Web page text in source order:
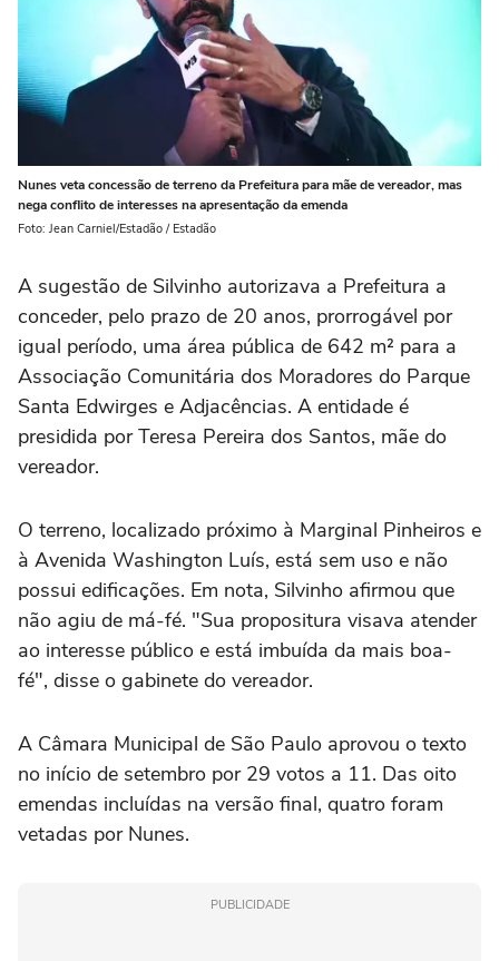
Nunes veta concessão de terreno da Prefeitura para mãe de vereador, mas
nega conflito de interesses na apresentação da emenda
Foto: Jean Carniel/Estadão / Estadão
A sugestão de Silvinho autorizava a Prefeitura a
conceder, pelo prazo de 20 anos, prorrogável por
igual período, uma área pública de 642 m² para a
Associação Comunitária dos Moradores do Parque
Santa Edwirges e Adjacências. A entidade é
presidida por Teresa Pereira dos Santos, mãe do
vereador.
O terreno, localizado próximo à Marginal Pinheiros e
à Avenida Washington Luís, está sem uso e não
possui edificações. Em nota, Silvinho afirmou que
não agiu de má-fé. "Sua propositura visava atender
ao interesse público e está imbuída da mais boa-
fé", disse o gabinete do vereador.
A Câmara Municipal de São Paulo aprovou o texto
no início de setembro por 29 votos a 11. Das oito
emendas incluídas na versão final, quatro foram
vetadas por Nunes.
PUBLICIDADE